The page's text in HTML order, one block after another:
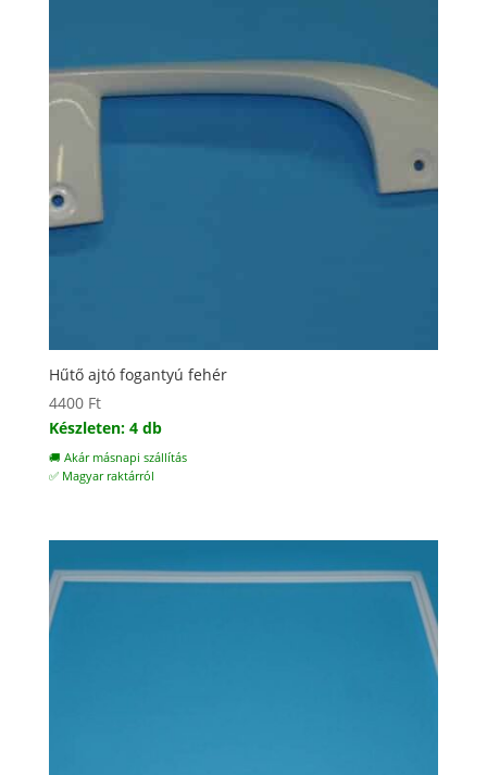
Hűtő ajtó fogantyú fehér
4400 Ft
Készleten: 4 db
🚚 Akár másnapi szállítás
✅ Magyar raktárról